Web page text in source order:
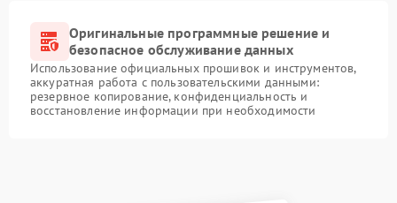
Оригинальные программные решение и
безопасное обслуживание данных
Использование официальных прошивок и инструментов,
аккуратная работа с пользовательскими данными:
резервное копирование, конфиденциальность и
восстановление информации при необходимости